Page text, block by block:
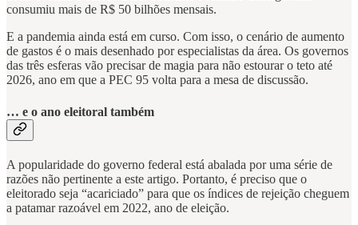
consumiu mais de R$ 50 bilhões mensais.
E a pandemia ainda está em curso. Com isso, o cenário de aumento
de gastos é o mais desenhado por especialistas da área. Os governos
das três esferas vão precisar de magia para não estourar o teto até
2026, ano em que a PEC 95 volta para a mesa de discussão.
… e o ano eleitoral também
A popularidade do governo federal está abalada por uma série de
razões não pertinente a este artigo. Portanto, é preciso que o
eleitorado seja “acariciado” para que os índices de rejeição cheguem
a patamar razoável em 2022, ano de eleição.